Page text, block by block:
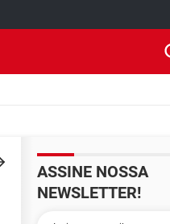
ASSINE NOSSA
NEWSLETTER!